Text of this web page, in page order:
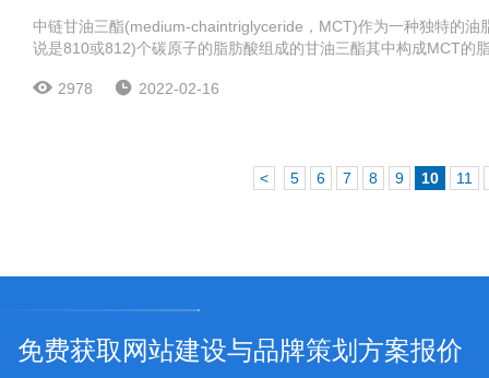
中链甘油三酯(medium-chaintriglyceride，MCT)作为一种独特的
说是810或812)个碳原子的脂肪酸组成的甘油三酯其中构成MCT的
2978 2022-02-16
< 5 6 7 8 9 10 11
免费获取网站建设与品牌策划方案报价